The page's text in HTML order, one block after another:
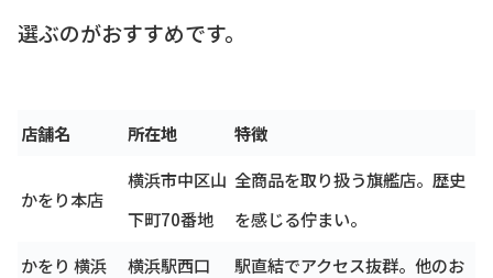
選ぶのがおすすめです。
店舗名 所在地 特徴
かをり本店
横浜市中区山
下町70番地
全商品を取り扱う旗艦店。歴史
を感じる佇まい。
かをり 横浜
横浜駅西口
駅直結でアクセス抜群。他のお